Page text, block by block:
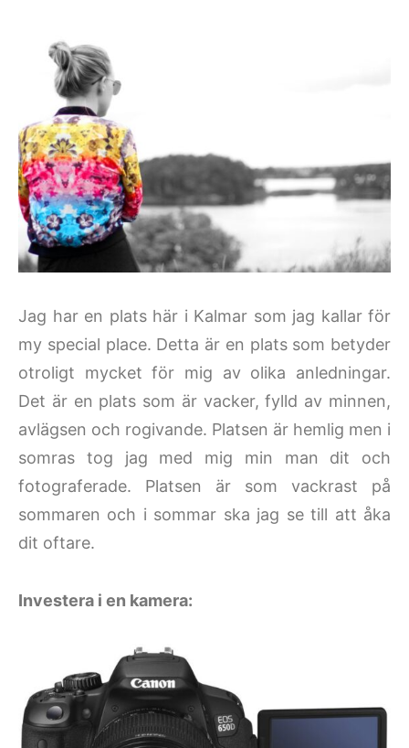
Jag har en plats här i Kalmar som jag kallar för
my special place. Detta är en plats som betyder
otroligt mycket för mig av olika anledningar.
Det är en plats som är vacker, fylld av minnen,
avlägsen och rogivande. Platsen är hemlig men i
somras tog jag med mig min man dit och
fotograferade. Platsen är som vackrast på
sommaren och i sommar ska jag se till att åka
dit oftare.
Investera i en kamera: